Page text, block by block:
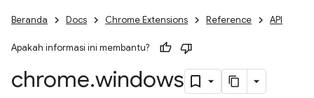
Beranda Docs Chrome Extensions Reference API
Apakah informasi ini membantu?
chrome.windows